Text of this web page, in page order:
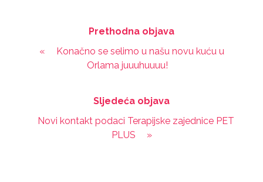
Prethodna objava
«
Konačno se selimo u našu novu kuću u
Orlama juuuhuuuu!
Sljedeća objava
Novi kontakt podaci Terapijske zajednice PET
PLUS
»